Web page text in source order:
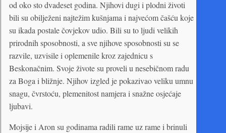
od oko sto dvadeset godina. Njihovi dugi i plodni životi
bili su obilježeni najtežim kušnjama i najvećom čašću koje
su ikada postale čovjekov udio. Bili su to ljudi velikih
prirodnih sposobnosti, a sve njihove sposobnosti su se
razvile, uzvisile i oplemenile kroz zajednicu s
Beskonačnim. Svoje živote su proveli u nesebičnom radu
za Boga i bližnje. Njihov izgled je pokazivao veliku umnu
snagu, čvrstoću, plemenitost namjera i snažne osjećaje
ljubavi.
Mojsije i Aron su godinama radili rame uz rame i brinuli